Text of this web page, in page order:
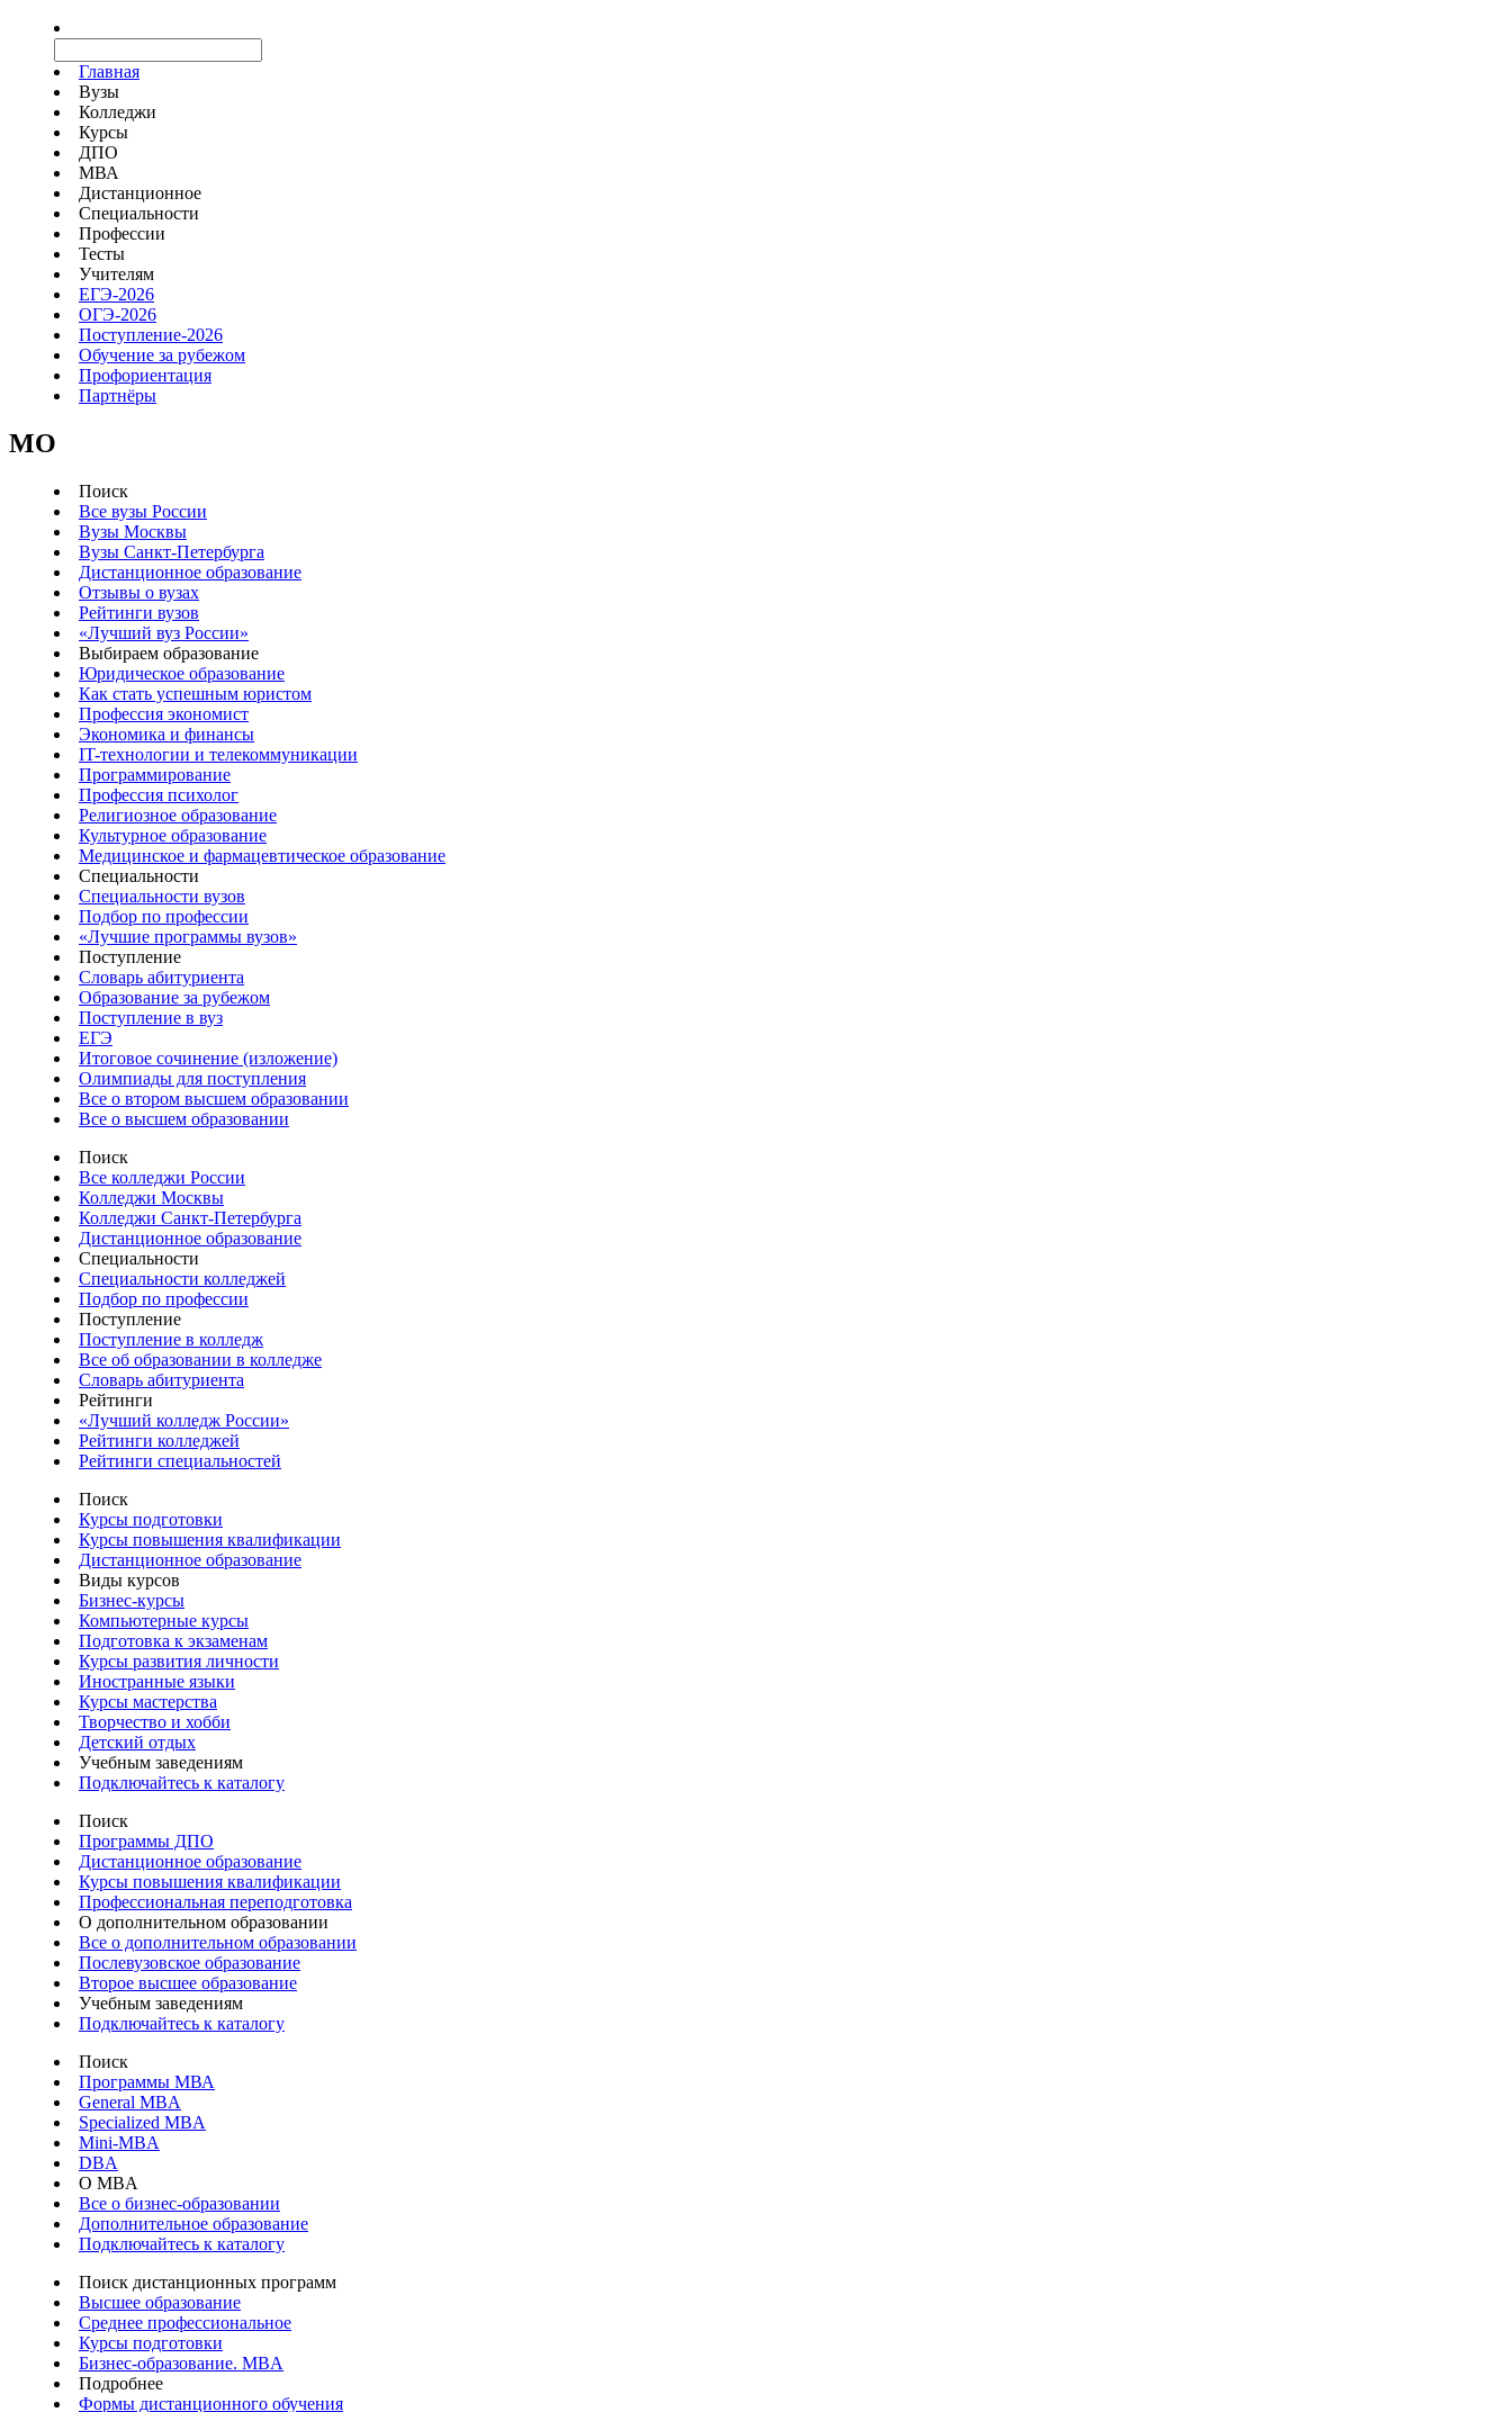
Главная
Вузы
Колледжи
Курсы
ДПО
МВА
Дистанционное
Специальности
Профессии
Тесты
Учителям
ЕГЭ-2026
ОГЭ-2026
Поступление-2026
Обучение за рубежом
Профориентация
Партнёры
MO
Поиск
Все вузы России
Вузы Москвы
Вузы Санкт-Петербурга
Дистанционное образование
Отзывы о вузах
Рейтинги вузов
«Лучший вуз России»
Выбираем образование
Юридическое образование
Как стать успешным юристом
Профессия экономист
Экономика и финансы
IT-технологии и телекоммуникации
Программирование
Профессия психолог
Религиозное образование
Культурное образование
Медицинское и фармацевтическое образование
Специальности
Специальности вузов
Подбор по профессии
«Лучшие программы вузов»
Поступление
Словарь абитуриента
Образование за рубежом
Поступление в вуз
ЕГЭ
Итоговое сочинение (изложение)
Олимпиады для поступления
Все о втором высшем образовании
Все о высшем образовании
Поиск
Все колледжи России
Колледжи Москвы
Колледжи Санкт-Петербурга
Дистанционное образование
Специальности
Специальности колледжей
Подбор по профессии
Поступление
Поступление в колледж
Все об образовании в колледже
Словарь абитуриента
Рейтинги
«Лучший колледж России»
Рейтинги колледжей
Рейтинги специальностей
Поиск
Курсы подготовки
Курсы повышения квалификации
Дистанционное образование
Виды курсов
Бизнес-курсы
Компьютерные курсы
Подготовка к экзаменам
Курсы развития личности
Иностранные языки
Курсы мастерства
Творчество и хобби
Детский отдых
Учебным заведениям
Подключайтесь к каталогу
Поиск
Программы ДПО
Дистанционное образование
Курсы повышения квалификации
Профессиональная переподготовка
О дополнительном образовании
Все о дополнительном образовании
Послевузовское образование
Второе высшее образование
Учебным заведениям
Подключайтесь к каталогу
Поиск
Программы МВА
General MBA
Specialized MBA
Mini-MBA
DBA
О MBA
Все о бизнес-образовании
Дополнительное образование
Подключайтесь к каталогу
Поиск дистанционных программ
Высшее образование
Среднее профессиональное
Курсы подготовки
Бизнес-образование. MBA
Подробнее
Формы дистанционного обучения